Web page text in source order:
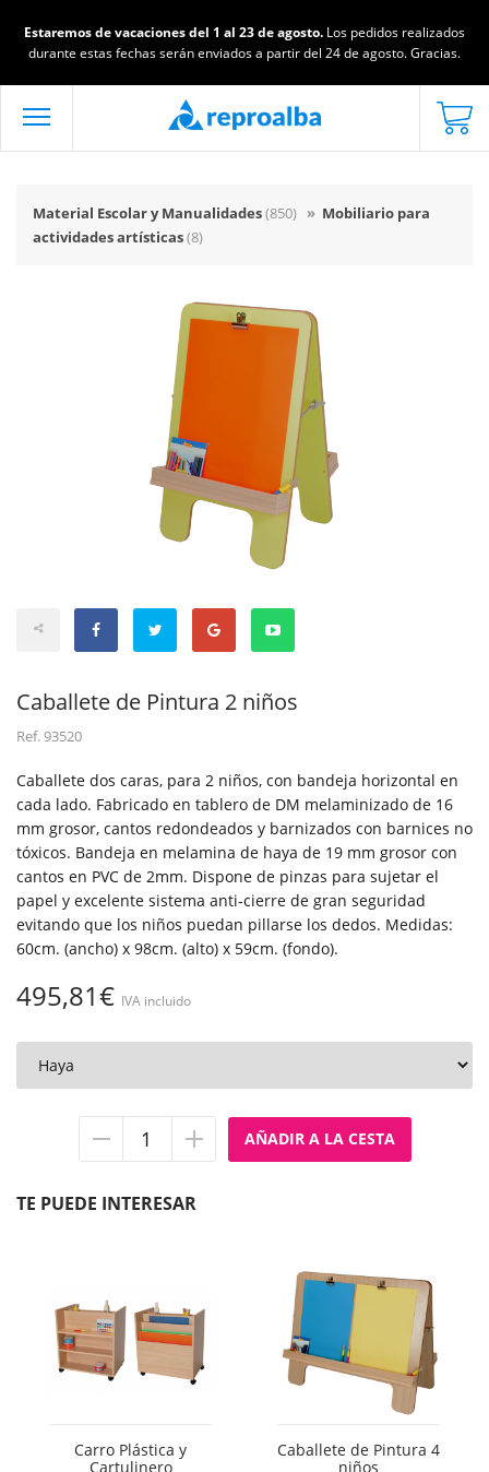
Estaremos de vacaciones del 1 al 23 de agosto. Los pedidos realizados
durante estas fechas serán enviados a partir del 24 de agosto. Gracias.
Material Escolar y Manualidades(850) » Mobiliario para
actividades artísticas(8)
Caballete de Pintura 2 niños
Ref.93520
Caballete dos caras, para 2 niños, con bandeja horizontal en
cada lado. Fabricado en tablero de DM melaminizado de 16
mm grosor, cantos redondeados y barnizados con barnices no
tóxicos. Bandeja en melamina de haya de 19 mm grosor con
cantos en PVC de 2mm. Dispone de pinzas para sujetar el
papel y excelente sistema anti-cierre de gran seguridad
evitando que los niños puedan pillarse los dedos. Medidas:
60cm. (ancho) x 98cm. (alto) x 59cm. (fondo).
495,81€ IVA incluido
TE PUEDE INTERESAR
Carro Plástica y
Cartulinero
Caballete de Pintura 4
niños